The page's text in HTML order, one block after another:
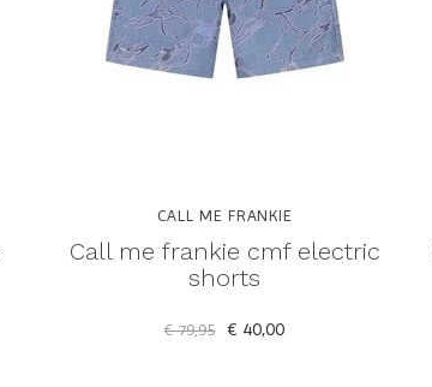
CALL ME FRANKIE
Call me frankie cmf electric
shorts
€ 79,95 € 40,00